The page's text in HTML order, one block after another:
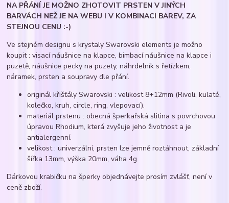
NA PŘÁNÍ JE MOŽNO ZHOTOVIT PRSTEN V JINÝCH
BARVÁCH NEŽ JE NA WEBU I V KOMBINACI BAREV, ZA
STEJNOU CENU :-)
Ve stejném designu s krystaly Swarovski elements je možno
koupit : visací náušnice na klapce, bimbací náušnice na klapce i
puzetě, náušnice pecky na puzety, náhrdelník s řetízkem,
náramek, prsten a soupravy dle přání.
originál křišťály Swarovski : velikost 8+12mm (Rivoli, kulaté,
kolečko, kruh, circle, ring, vlepovací).
materiál prstenu : obecná šperkařská slitina s povrchovou
úpravou Rhodium, která zvyšuje jeho životnost a je
antialergenní.
velikost : univerzální, prsten lze jemně roztáhnout, základní
šířka 13mm, výška 20mm, váha 4g
Dárkovou krabičku na šperky objednávejte prosím zvlášť, není v
ceně zboží.